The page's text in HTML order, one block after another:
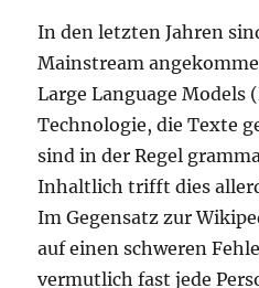
In den letzten Jahren
Mainstream
Large Language Models
Technologie, die Texte
sind in der Regel
Inhaltlich trifft dies
Im Gegensatz zur
auf einen schweren
vermutlich fast jede